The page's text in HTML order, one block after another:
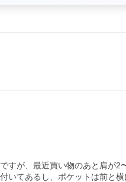
が、最近買い物のあと肩が
てあるし、ポケットは前と